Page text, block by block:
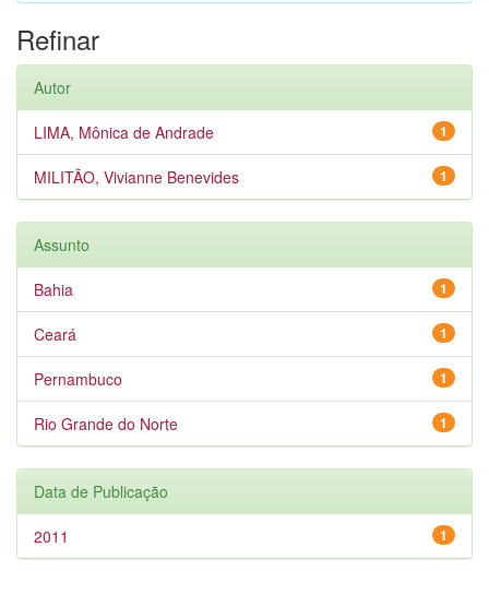
Refinar
Autor
1
LIMA, Mônica de Andrade
1
MILITÃO, Vivianne Benevides
Assunto
1
Bahia
1
Ceará
1
Pernambuco
1
Rio Grande do Norte
Data de Publicação
1
2011